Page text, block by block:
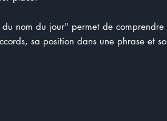
nom du jour" permet de comprendre
sa position dans une phrase et